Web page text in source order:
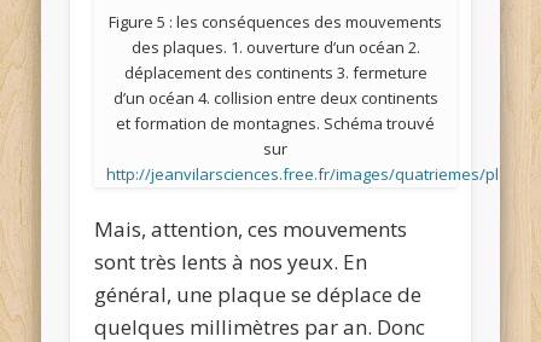
Figure 5 : les conséquences des mouvements
des plaques. 1. ouverture d’un océan 2.
déplacement des continents 3. fermeture
d’un océan 4. collision entre deux continents
et formation de montagnes. Schéma trouvé
sur
http://jeanvilarsciences.free.fr/images/quatriemes/
Mais, attention, ces mouvements
sont très lents à nos yeux. En
général, une plaque se déplace de
quelques millimètres par an. Donc